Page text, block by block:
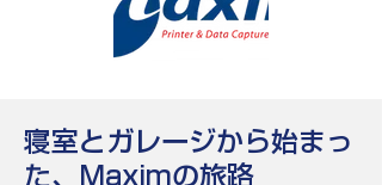
寝室とガレージから始まっ
た、Maximの旅路